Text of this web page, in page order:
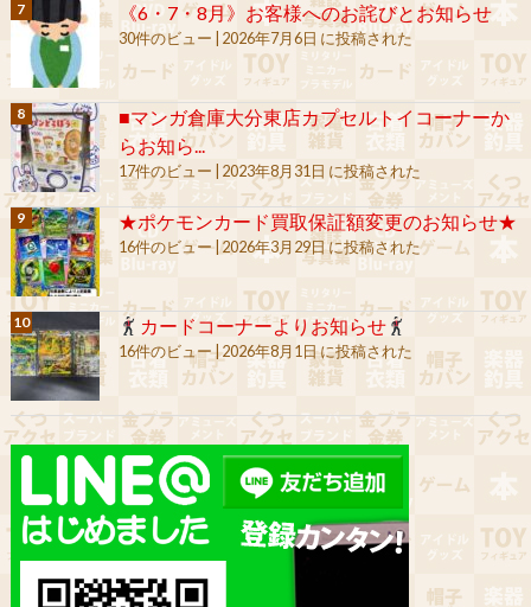
《6・7・8月》お客様へのお詫びとお知らせ
30件のビュー 2026年7月6日 に投稿された
■マンガ倉庫大分東店カプセルトイコーナーか
らお知ら...
17件のビュー 2023年8月31日 に投稿された
★ポケモンカード買取保証額変更のお知らせ★
16件のビュー|2026年3月29日 に投稿された
カードコーナーよりお知らせ
16件のビュー|2026年8月1日 に投稿された